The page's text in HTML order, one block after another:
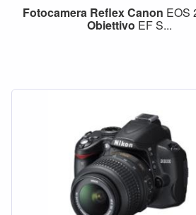
Fotocamera ReflexCanon EOS
Obiettivo EF S...